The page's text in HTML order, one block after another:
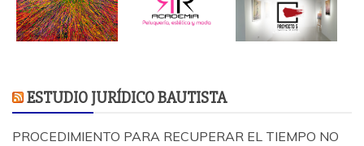
ESTUDIO JURÍDICO BAUTISTA
PROCEDIMIENTO PARA RECUPERAR EL TIEMPO NO